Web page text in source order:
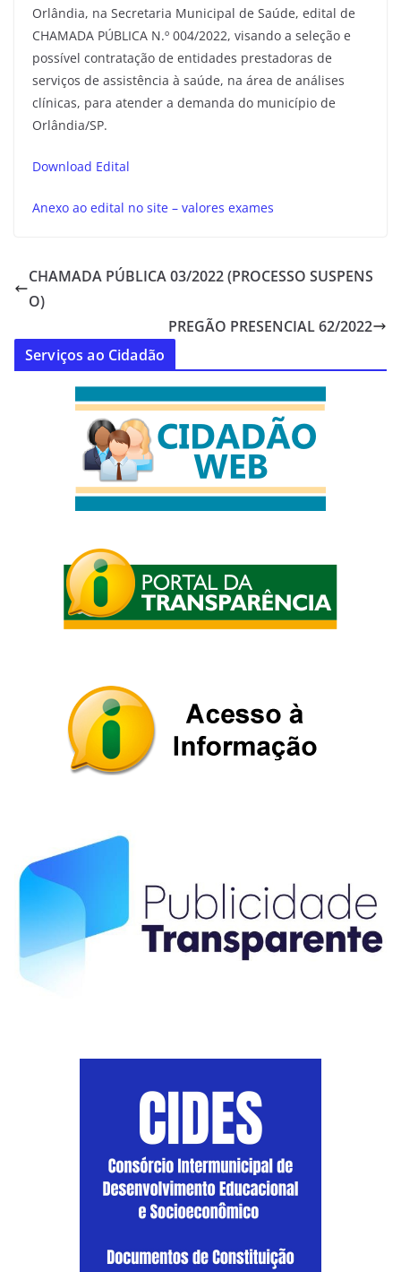
Orlândia, na Secretaria Municipal de Saúde, edital de
CHAMADA PÚBLICA N.º 004/2022, visando a seleção e
possível contratação de entidades prestadoras de
serviços de assistência à saúde, na área de análises
clínicas, para atender a demanda do município de
Orlândia/SP.
Download Edital
Anexo ao edital no site – valores exames
CHAMADA PÚBLICA 03/2022 (PROCESSO SUSPENS
O)
PREGÃO PRESENCIAL 62/2022
Serviços ao Cidadão